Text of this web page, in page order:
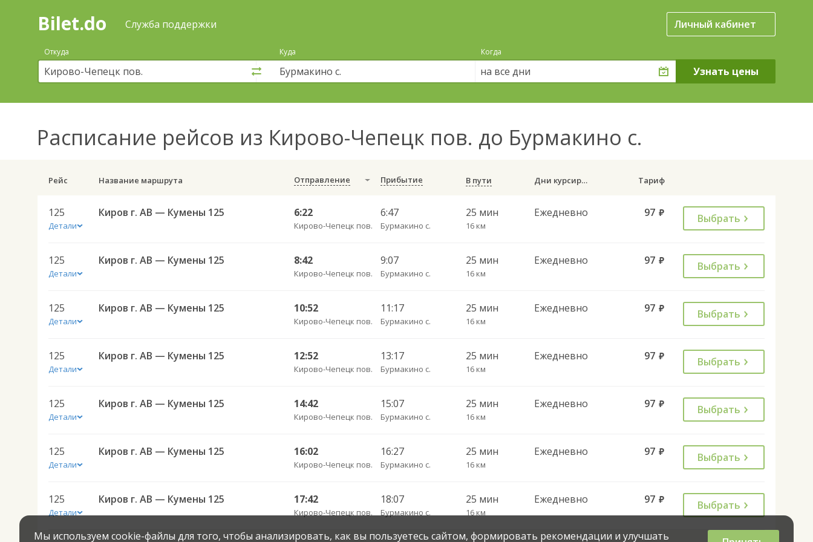
Поиск
покупка
билетов
автобус
онлайн
Bilet.do Служба поддержки Личный кабинет
Откуда Куда Когда
на все дни
Расписание рейсов из Кирово-Чепецк пов. до Бурмакино с.
Рейс Название маршрута Отправление Прибытие В пути Дни курсирования Тариф
125
Детали
Киров г. АВ — Кумены 125 6:22
Кирово-Чепецк пов.
6:47
Бурмакино с.
25 мин
16 км
Ежедневно 97 руб. Выбрать
125
Детали
Киров г. АВ — Кумены 125 8:42
Кирово-Чепецк пов.
9:07
Бурмакино с.
25 мин
16 км
Ежедневно 97 руб. Выбрать
125
Детали
Киров г. АВ — Кумены 125 10:52
Кирово-Чепецк пов.
11:17
Бурмакино с.
25 мин
16 км
Ежедневно 97 руб. Выбрать
125
Детали
Киров г. АВ — Кумены 125 12:52
Кирово-Чепецк пов.
13:17
Бурмакино с.
25 мин
16 км
Ежедневно 97 руб. Выбрать
125
Детали
Киров г. АВ — Кумены 125 14:42
Кирово-Чепецк пов.
15:07
Бурмакино с.
25 мин
16 км
Ежедневно 97 руб. Выбрать
125
Детали
Киров г. АВ — Кумены 125 16:02
Кирово-Чепецк пов.
16:27
Бурмакино с.
25 мин
16 км
Ежедневно 97 руб. Выбрать
125
Детали
Киров г. АВ — Кумены 125 17:42
Кирово-Чепецк пов.
18:07
Бурмакино с.
25 мин
16 км
Ежедневно 97 руб. Выбрать
Мы используем cookie-файлы для того, чтобы анализировать, как вы пользуетесь сайтом, формировать рекомендации и улучшать